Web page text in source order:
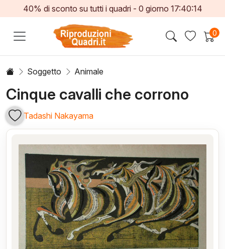
40% di sconto su tutti i quadri - 0 giorno 17:40:13
0
Soggetto Animale
Cinque cavalli che corrono
Tadashi Nakayama